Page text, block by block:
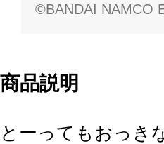
©BANDAI NAMCO
商品説明
とーってもおっき